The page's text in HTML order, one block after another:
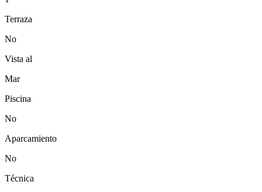
Terraza
No
Vista al
Mar
Piscina
No
Aparcamiento
No
Técnica